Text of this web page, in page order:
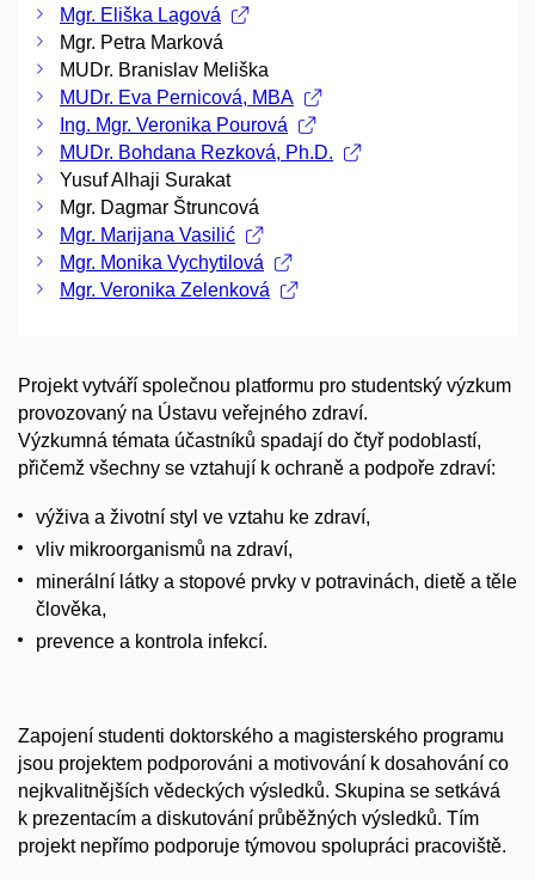
Mgr. Eliška Lagová
Mgr. Petra Marková
MUDr. Branislav Meliška
MUDr. Eva Pernicová, MBA
Ing. Mgr. Veronika Pourová
MUDr. Bohdana Rezková, Ph.D.
Yusuf Alhaji Surakat
Mgr. Dagmar Štruncová
Mgr. Marijana Vasilić
Mgr. Monika Vychytilová
Mgr. Veronika Zelenková
Projekt vytváří společnou platformu pro studentský výzkum
provozovaný na Ústavu veřejného zdraví.
Výzkumná témata účastníků spadají do čtyř podoblastí,
přičemž všechny se vztahují k ochraně a podpoře zdraví:
výživa a životní styl ve vztahu ke zdraví,
vliv mikroorganismů na zdraví,
minerální látky a stopové prvky v potravinách, dietě a těle
člověka,
prevence a kontrola infekcí.
Zapojení studenti doktorského a magisterského programu
jsou projektem podporováni a motivování k dosahování co
nejkvalitnějších vědeckých výsledků. Skupina se setkává
k prezentacím a diskutování průběžných výsledků. Tím
projekt nepřímo podporuje týmovou spolupráci pracoviště.